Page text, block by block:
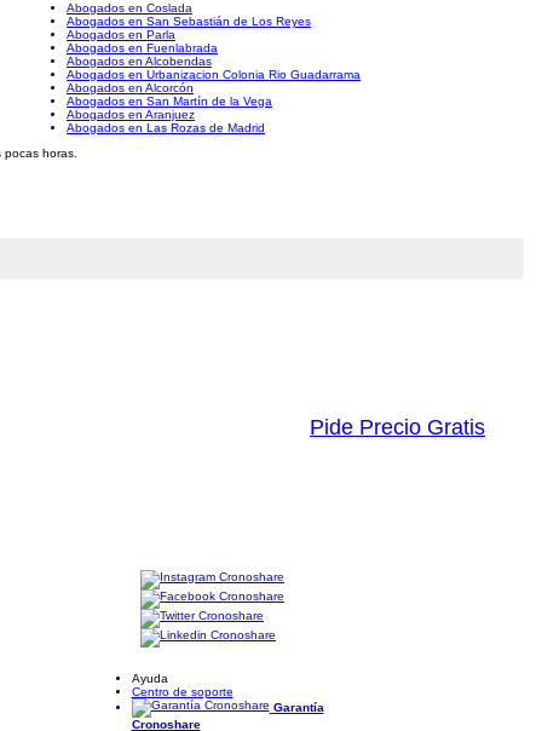
Abogados en Coslada
Abogados en San Sebastián de Los Reyes
Abogados en Parla
Abogados en Fuenlabrada
Abogados en Alcobendas
Abogados en Urbanizacion Colonia Rio Guadarrama
Abogados en Alcorcón
Abogados en San Martín de la Vega
Abogados en Aranjuez
Abogados en Las Rozas de Madrid
horas.
Pide Precio Gratis
Ayuda
Centro de soporte
Garantía
Cronoshare